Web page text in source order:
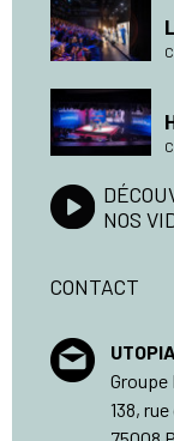
NOS
CONTACT
UTOPIA
Groupe
138,